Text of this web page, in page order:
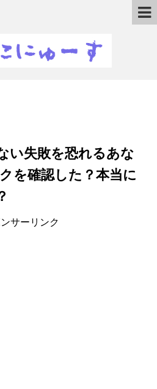
い失敗を恐れるあな
を確認した？本当に
サーリンク